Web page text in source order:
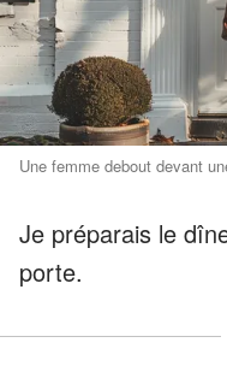
Une femme debout devant
Je préparais le
porte.